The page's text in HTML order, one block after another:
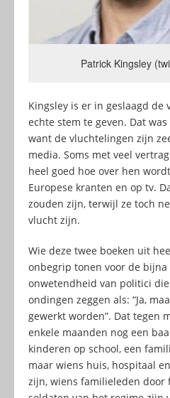
Patrick Kingsley
Kingsley is er in geslaagd de
echte stem te geven. Dat
want de vluchtelingen zijn
media. Soms met veel
heel goed hoe over hen
Europese kranten en op tv.
zouden zijn, terwijl ze toch
vlucht zijn.
Wie deze twee boeken uit
onbegrip tonen voor de bijna
onwetendheid van politici
ondingen zeggen als: “Ja,
gewerkt worden”. Dat tegen
enkele maanden nog een
kinderen op school, een
maar wiens huis, hospitaal
zijn, wiens familieleden door